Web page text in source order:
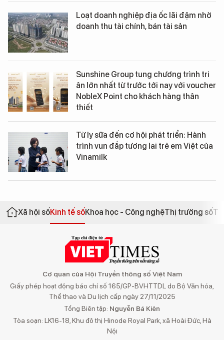
Loạt doanh nghiệp địa ốc lãi đậm nhờ
doanh thu tài chính, bán tài sản
Sunshine Group tung chương trình tri
ân lớn nhất từ trước tới nay với voucher
NobleX Point cho khách hàng thân
thiết
Từ ly sữa đến cơ hội phát triển: Hành
trình vun đắp tương lai trẻ em Việt của
Vinamilk
Xã hội sốKinh tế sốKhoa học - Công nghệThị trường số
Cơ quan của Hội Truyền thông số Việt Nam
Giấy phép hoạt động báo chí số 165/GP-BVHTTDL do Bộ Văn hóa,
Thể thao và Du lịch cấp ngày 27/11/2025
Tổng Biên tập: Nguyễn Bá Kiên
Tòa soạn: LK16-18, Khu đô thị Hinode Royal Park, xã Hoài Đức, Hà
Nội